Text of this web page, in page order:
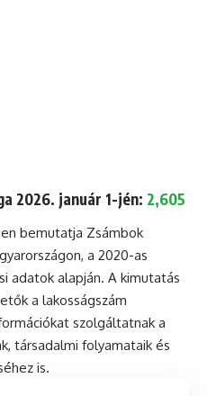
2026. január 1-jén: 2,605
bemutatja Zsámbok
a 2020-as
adatok alapján. A kimutatás
a lakosságszám
szolgáltatnak a
társadalmi folyamataik és
is.